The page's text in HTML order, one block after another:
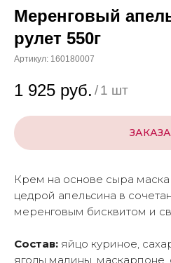
Меренговый
рулет 550г
Артикул: 160180007
1 925 руб. /1 шт
Крем на основе сыра
цедрой апельсина в
меренговым бисквитом и
Состав: яйцо куриное,
ягоды малины, маскарпоне,